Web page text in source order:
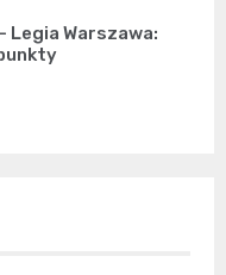
Legia Warszawa: